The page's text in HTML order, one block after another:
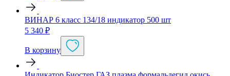
ВИНАР 6 класс 134/18 индикатор 500 шт
5 340 ₽
В корзину